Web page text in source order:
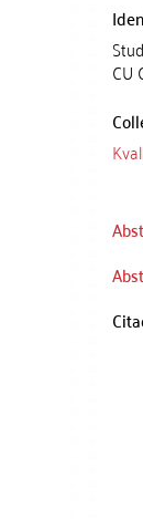
CU